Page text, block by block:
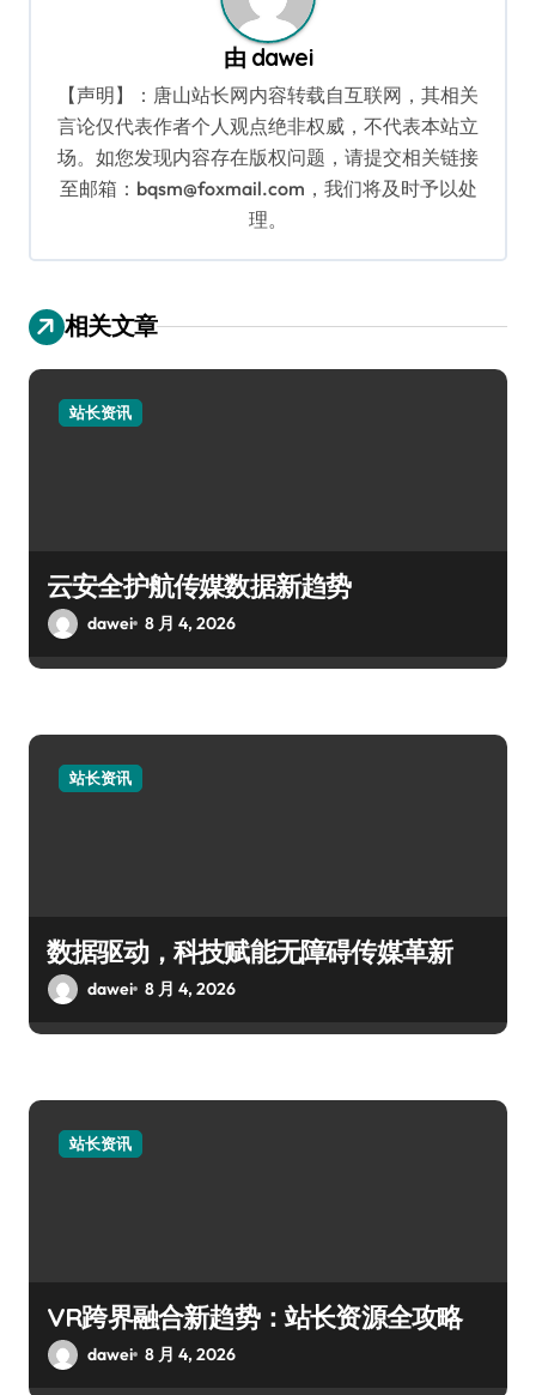
由 dawei
【声明】：唐山站长网内容转载自互联网，其相关
言论仅代表作者个人观点绝非权威，不代表本站立
场。如您发现内容存在版权问题，请提交相关链接
至邮箱：bqsm@foxmail.com，我们将及时予以处
理。
相关文章
站长资讯
云安全护航传媒数据新趋势
dawei 8 月 4, 2026
站长资讯
数据驱动，科技赋能无障碍传媒革新
dawei 8 月 4, 2026
站长资讯
VR跨界融合新趋势：站长资源全攻略
dawei 8 月 4, 2026